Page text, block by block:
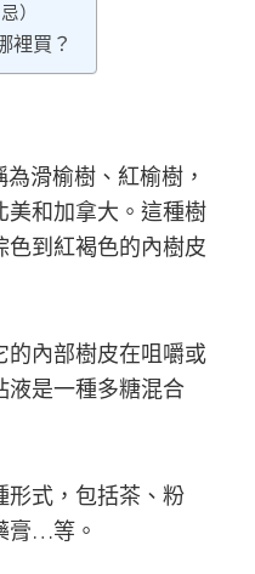
）
裡買？
滑榆樹、紅榆樹，
美和加拿大。這種樹
色到紅褐色的內樹皮
的內部樹皮在咀嚼或
液是一種多糖混合
形式，包括茶、粉
膏…等。